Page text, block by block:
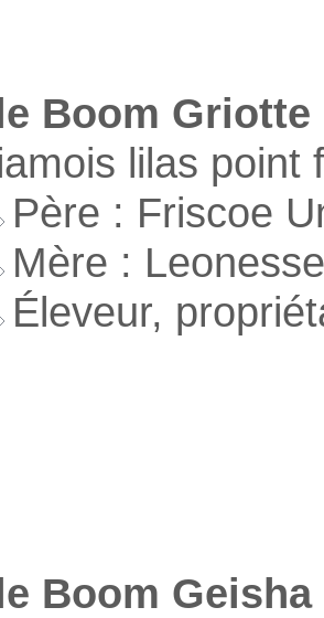
Boom Griotte
lilas point
Père : Friscoe
Mère :
Éleveur,
Boom Geisha